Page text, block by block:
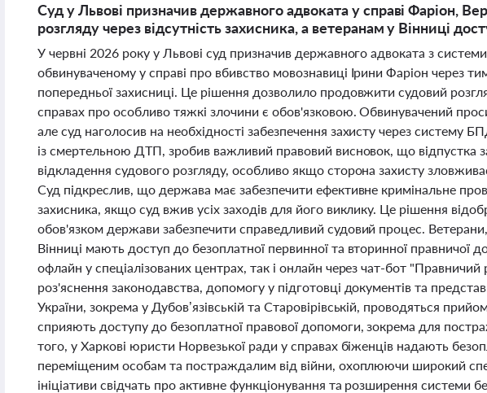
Суд у Львові призначив державного адвоката у справі Фаріон,
розгляду через відсутність захисника, а ветеранам у Вінниці
У червні 2026 року у Львові суд призначив державного адвоката з
обвинуваченому у справі про вбивство мовознавиці Ірини Фаріон через
попередньої захисниці. Це рішення дозволило продовжити судовий
справах про особливо тяжкі злочини є обов'язковою. Обвинувачений
але суд наголосив на необхідності забезпечення захисту через систему
із смертельною ДТП, зробив важливий правовий висновок, що відпустка
відкладення судового розгляду, особливо якщо сторона захисту
Суд підкреслив, що держава має забезпечити ефективне кримінальне
захисника, якщо суд вжив усіх заходів для його виклику. Це рішення
обов'язком держави забезпечити справедливий судовий процес. Ветерани,
Вінниці мають доступ до безоплатної первинної та вторинної правничої
офлайн у спеціалізованих центрах, так і онлайн через чат-бот
роз'яснення законодавства, допомогу у підготовці документів та
України, зокрема у Дубов’язівській та Старовірівській, проводяться
сприяють доступу до безоплатної правової допомоги, зокрема для
того, у Харкові юристи Норвезької ради у справах біженців надають
переміщеним особам та постраждалим від війни, охоплюючи широкий
ініціативи свідчать про активне функціонування та розширення системи